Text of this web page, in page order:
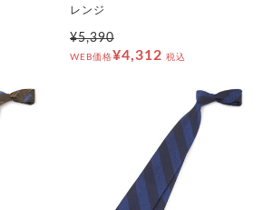
レンジ
¥5,390
WEB価格¥4,312 税込